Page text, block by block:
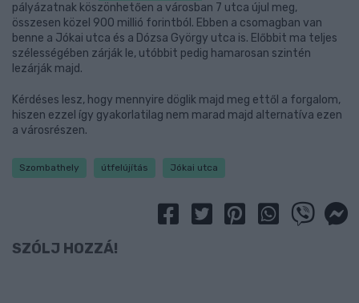
pályázatnak köszönhetően a városban 7 utca újul meg,
összesen közel 900 millió forintból. Ebben a csomagban van
benne a Jókai utca és a Dózsa György utca is. Előbbit ma teljes
szélességében zárják le, utóbbit pedig hamarosan szintén
lezárják majd.
Kérdéses lesz, hogy mennyire döglik majd meg ettől a forgalom,
hiszen ezzel így gyakorlatilag nem marad majd alternatíva ezen
a városrészen.
Szombathely útfelújítás Jókai utca
SZÓLJ HOZZÁ!